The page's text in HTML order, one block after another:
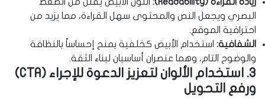
البصري ويجعل النص والمحتوى سهل القراءة، مما يزيد من
احترافية الموقع.
الشفافية: استخدام الأبيض كخلفية يمنح إحساساً بالنظافة
والوضوح التام، وهما عنصران أساسيان لبناء الثقة.
3. استخدام الألوان لتعزيز الدعوة للإجراء (CTA)
ورفع التحويل